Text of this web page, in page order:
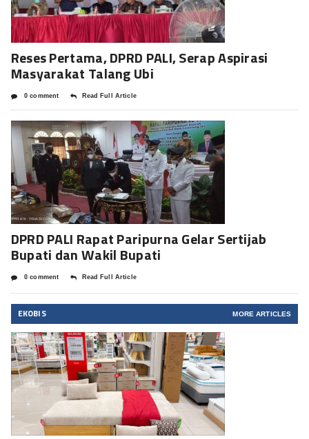
Reses Pertama, DPRD PALI, Serap Aspirasi
Masyarakat Talang Ubi
0 comment Read Full Article
DPRD PALI Rapat Paripurna Gelar Sertijab
Bupati dan Wakil Bupati
0 comment Read Full Article
EKOBIS MORE ARTICLES